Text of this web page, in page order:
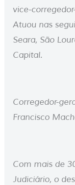
vice-
Atuou nas
Seara, São
Capital.
Corregedor-
Francisco
Com mais de
Judiciário, o